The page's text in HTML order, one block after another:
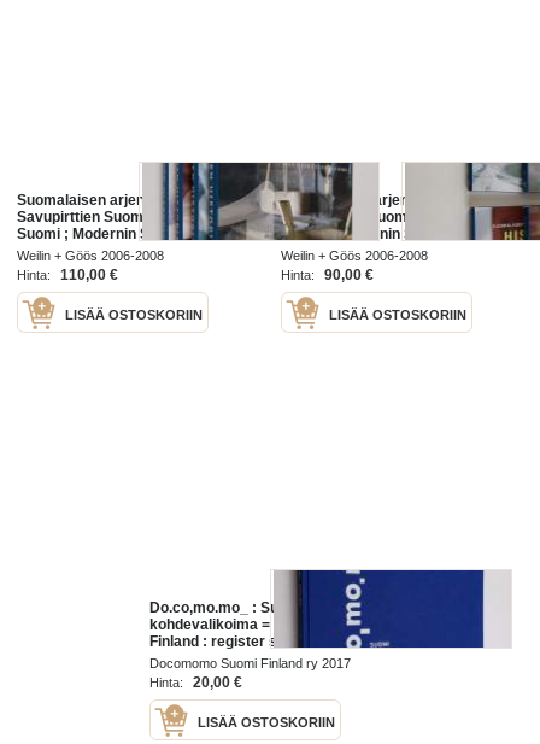
Suomalaisen arjen historia 1 - 4 :
Savupirttien Suomi ; Säätyjen
Suomi ; Modernin Suomen synty ;
Hyvinvoinnin Suomi ;
Weilin + Göös 2006-2008
Hinta:
110,00 €
LISÄÄ OSTOSKORIIN
Suomalaisen arjen historia 1-4 :
Savupirttien Suomi ; Säätyjen
Suomi ; Modernin Suomen Synty ;
Hyvinvoinnin Suomi
Weilin + Göös 2006-2008
Hinta:
90,00 €
LISÄÄ OSTOSKORIIN
Do.co,mo.mo_ : Suomi :
kohdevalikoima = Do.co,mo.mo_ :
Finland : register selection - Suomi
: - Do.co,mo.mo_ : - Finland : -
Docomomo
Docomomo Suomi Finland ry 2017
Hinta:
20,00 €
LISÄÄ OSTOSKORIIN